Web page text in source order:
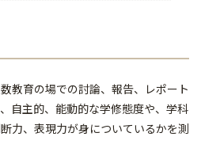
教育の場での討論、報告、レポート
自主的、能動的な学修態度や、学科
力、表現力が身についているかを測